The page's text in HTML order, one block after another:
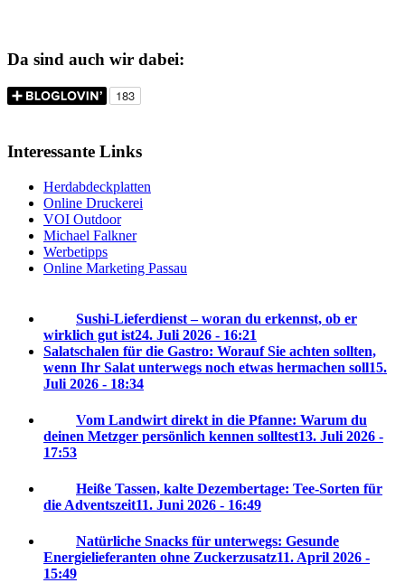
Da sind auch wir dabei:
Interessante Links
Herdabdeckplatten
Online Druckerei
VOI Outdoor
Michael Falkner
Werbetipps
Online Marketing Passau
Sushi-Lieferdienst – woran du erkennst, ob er
wirklich gut ist24. Juli 2026 - 16:21
Salatschalen für die Gastro: Worauf Sie achten sollten,
wenn Ihr Salat unterwegs noch etwas hermachen soll15.
Juli 2026 - 18:34
Vom Landwirt direkt in die Pfanne: Warum du
deinen Metzger persönlich kennen solltest13. Juli 2026 -
17:53
Heiße Tassen, kalte Dezembertage: Tee-Sorten für
die Adventszeit11. Juni 2026 - 16:49
Natürliche Snacks für unterwegs: Gesunde
Energielieferanten ohne Zuckerzusatz11. April 2026 -
15:49